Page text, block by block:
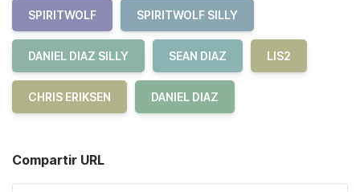
SPIRITWOLF SPIRITWOLF SILLY
DANIEL DIAZ SILLY SEAN DIAZ LIS2
CHRIS ERIKSEN DANIEL DIAZ
Compartir URL